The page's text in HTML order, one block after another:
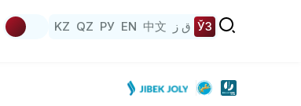
KZ QZ РУ EN 中文 ق ز ЎЗ